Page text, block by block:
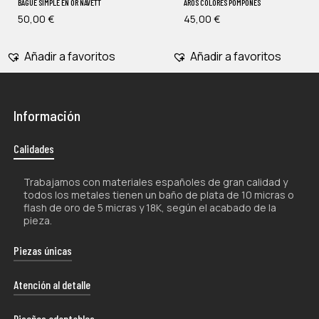
BAGUE SIMPLE EN OR NAVETT
50,00 €
Añadir a favoritos
AROS COLORES POMPONES
45,00 €
Añadir a favoritos
Información
Calidades
Trabajamos con materiales españoles de gran calidad y
todos los metales tienen un baño de plata de 10 micras o
flash de oro de 5 micras y 18K, según el acabado de la
pieza.
Piezas únicas
La naturaleza artesanal de nuestros productos los hace
únicos por lo que, tanto su forma como su color, pueden
Atención al detalle